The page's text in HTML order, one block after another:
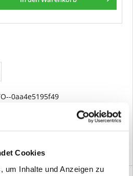
Cookies
um Inhalte und Anzeigen zu
0aa4e5195f49